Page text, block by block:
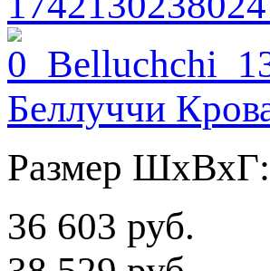
Беллуччи
Размер
36 603 руб.